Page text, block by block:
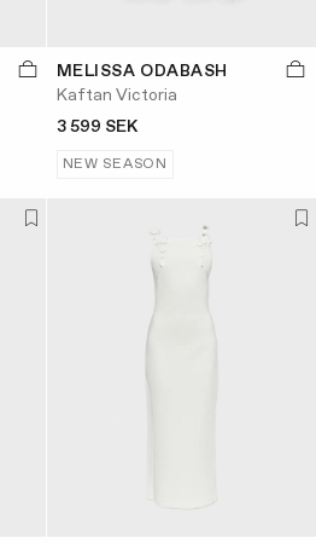
MELISSA ODABASH
Kaftan Victoria
3 599 SEK
NEW SEASON